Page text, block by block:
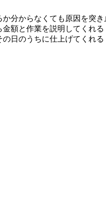
か分からなくても原因を突き
額と作業を説明してくれる
日のうちに仕上げてくれる